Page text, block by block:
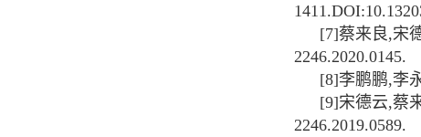
[7]蔡来良,宋
2246.2020.0145.
[8]李鹏鹏,李
[9]宋德云,蔡
2246.2019.0589.